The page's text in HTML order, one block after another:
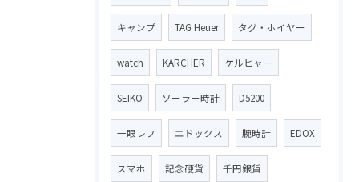
キャンプ TAG Heuer タグ・ホイヤー
watch KARCHER ケルヒャー
SEIKO ソーラー時計 D5200
一眼レフ エドックス 腕時計 EDOX
スマホ 記念硬貨 千円銀貨